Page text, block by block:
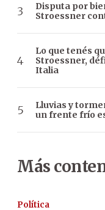
Disputa por
Stroessner
Lo que tenés
Stroessner,
Italia
Lluvias y
un frente frío
Más
Política